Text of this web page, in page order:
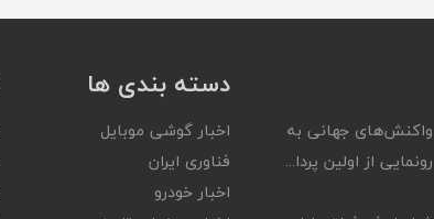
واکنش‌های جهانی به
رونمایی از اولین پردا...
دسته بندی ها
اخبار گوشی موبایل
فناوری ایران
اخبار خودرو